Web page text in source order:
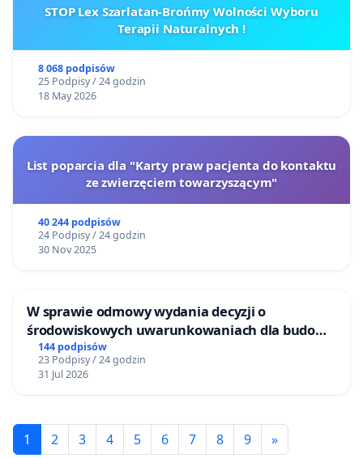
STOP Lex Szarlatan-Brońmy Wolności Wyboru
Terapii Naturalnych !
8 068 podpisów
25 Podpisy / 24 godzin
18 May 2026
List poparcia dla "Karty praw pacjenta do kontaktu
ze zwierzęciem towarzyszącym"
40 244 podpisów
24 Podpisy / 24 godzin
30 Nov 2025
W sprawie odmowy wydania decyzji o
środowiskowych uwarunkowaniach dla budowy
zakładu wytwarzania biometanu „Krynki” w
Ostrowiu Południowym oraz ochrony
mieszkańców i Puszczy Knyszyńskiej
144 podpisów
23 Podpisy / 24 godzin
31 Jul 2026
1 2 3 4 5 6 7 8 9 »